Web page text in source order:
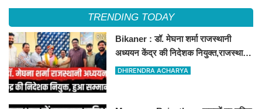
TRENDING TODAY
Bikaner : डॉ. मेघना शर्मा राजस्थानी
अध्ययन केंद्र की निदेशक नियुक्त,राजस्थानी
अध्ययन केंद्र खुला, अब कई आयोजन होंगे
DHIRENDRA ACHARYA